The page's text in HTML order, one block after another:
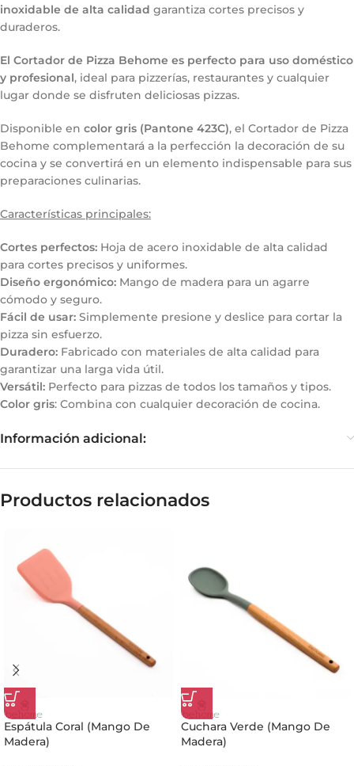
inoxidable de alta calidad garantiza cortes precisos y
duraderos.
El Cortador de Pizza Behome es perfecto para uso doméstico
y profesional, ideal para pizzerías, restaurantes y cualquier
lugar donde se disfruten deliciosas pizzas.
Disponible en color gris (Pantone 423C), el Cortador de Pizza
Behome complementará a la perfección la decoración de su
cocina y se convertirá en un elemento indispensable para sus
preparaciones culinarias.
Características principales:
Cortes perfectos: Hoja de acero inoxidable de alta calidad
para cortes precisos y uniformes.
Diseño ergonómico: Mango de madera para un agarre
cómodo y seguro.
Fácil de usar: Simplemente presione y deslice para cortar la
pizza sin esfuerzo.
Duradero: Fabricado con materiales de alta calidad para
garantizar una larga vida útil.
Versátil: Perfecto para pizzas de todos los tamaños y tipos.
Color gris: Combina con cualquier decoración de cocina.
Información adicional:
Productos relacionados
Espátula Coral (Mango De
Madera)
Cuchara Verde (Mango De
Madera)